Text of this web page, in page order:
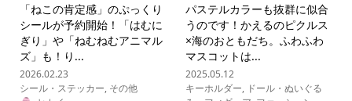
「ねこの肯定感」のぷっくり
シールが予約開始！「はむに
ぎり」や「ねむねむアニマル
ズ」も！り...
2026.02.23
シール・ステッカー, その他
パステルカラーも抜群に似合
うのです！かえるのピクルス
×海のおともだち。ふわふわ
マスコットは...
2025.05.12
キーホルダー, ドール・ぬいぐる